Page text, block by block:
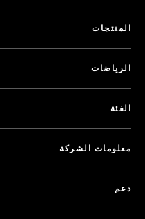
المنتجات
الرياضات
الفئة
معلومات الشركة
دعم